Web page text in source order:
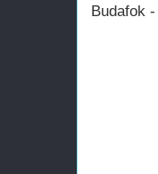
Budafok